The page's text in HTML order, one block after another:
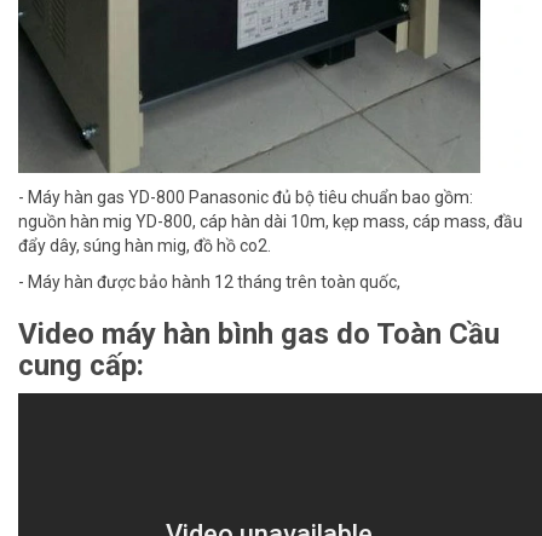
- Máy hàn gas YD-800 Panasonic đủ bộ tiêu chuẩn bao gồm:
nguồn hàn mig YD-800, cáp hàn dài 10m, kẹp mass, cáp mass, đầu
đẩy dây, súng hàn mig, đồ hồ co2.
- Máy hàn được bảo hành 12 tháng trên toàn quốc,
Video máy hàn bình gas do Toàn Cầu
cung cấp: